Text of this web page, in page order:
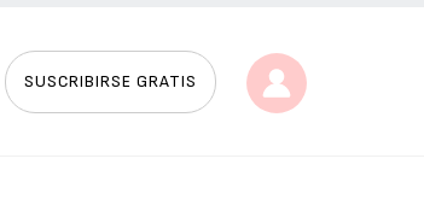
SUSCRIBIRSE GRATIS